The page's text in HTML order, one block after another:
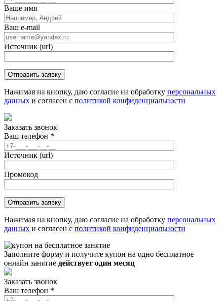
Ваше имя
Ваш e-mail
Источник (url)
Нажимая на кнопку, даю согласие на обработку персональных
данных и согласен с политикой конфиденциальности
Заказать звонок
Ваш телефон *
Источник (url)
Промокод
Нажимая на кнопку, даю согласие на обработку персональных
данных и согласен с политикой конфиденциальности
Заполните форму и получите купон на одно бесплатное
онлайн занятие действует один месяц
Заказать звонок
Ваш телефон *